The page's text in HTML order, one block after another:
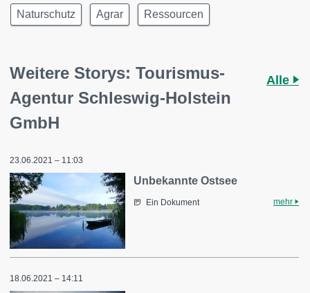
Naturschutz Agrar Ressourcen
Weitere Storys: Tourismus-
Agentur Schleswig-Holstein
GmbH
Alle
23.06.2021 – 11:03
Unbekannte Ostsee
Ein Dokument mehr
18.06.2021 – 14:11